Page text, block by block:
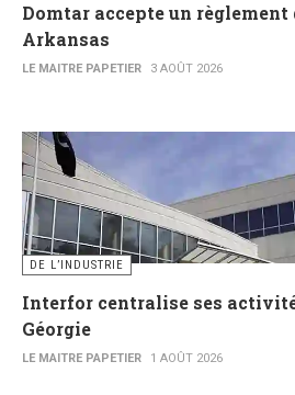
Domtar accepte un règlement
Arkansas
LE MAITRE PAPETIER 3 AOÛT 2026
DE L’INDUSTRIE
Interfor centralise ses
Géorgie
LE MAITRE PAPETIER 1 AOÛT 2026